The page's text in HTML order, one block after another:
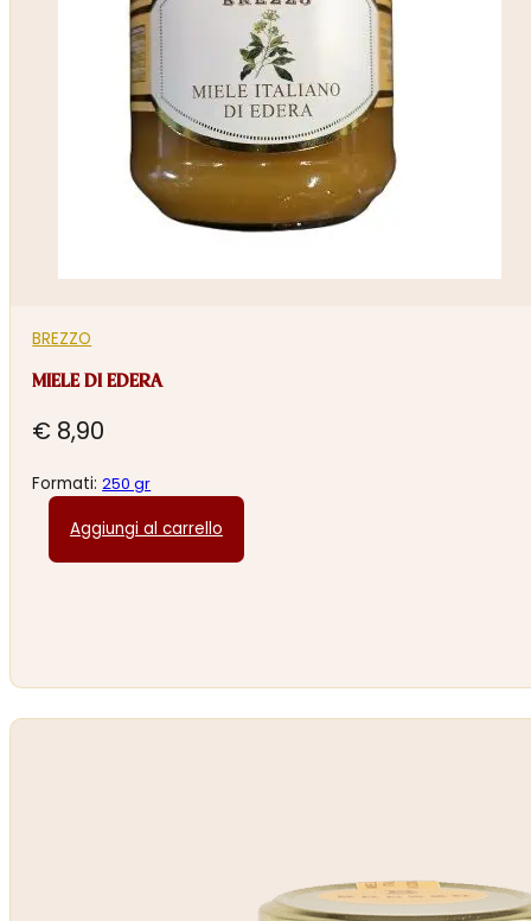
BREZZO
MIELE DI EDERA
€ 8,90
Formati:250 gr
Aggiungi al carrello